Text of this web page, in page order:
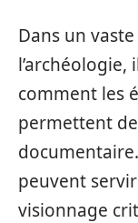
Dans un
l’archéologie,
comment les
permettent
peuvent
visionnage